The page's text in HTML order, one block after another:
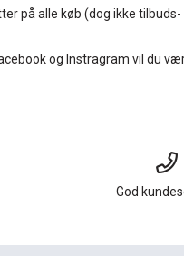
på alle køb (dog ikke
og Instragram vil du
God